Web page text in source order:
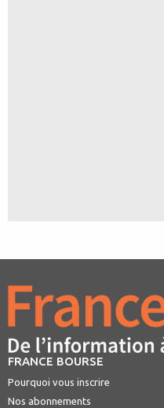
FRANCE BOURSE
Pourquoi vous inscrire
Nos abonnements